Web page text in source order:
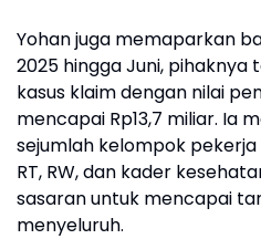
Yohan juga memaparkan
2025 hingga Juni, pihaknya
kasus klaim dengan nilai
mencapai Rp13,7 miliar. Ia
sejumlah kelompok
RT, RW, dan kader
sasaran untuk mencapai
menyeluruh.